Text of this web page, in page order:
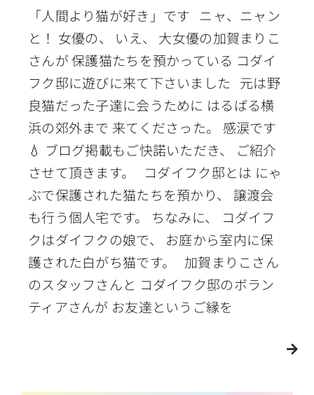
「人間より猫が好き」です ニャ、ニャン
と！ 女優の、 いえ、 大女優の加賀まりこ
さんが 保護猫たちを預かっている コダイ
フク邸に遊びに来て下さいました 元は野
良猫だった子達に会うために はるばる横
浜の郊外まで 来てくださった。 感涙です
💧 ブログ掲載もご快諾いただき、 ご紹介
させて頂きます。 コダイフク邸とは にゃ
ぶで保護された猫たちを預かり、 譲渡会
も行う個人宅です。 ちなみに、 コダイフ
クはダイフクの娘で、 お庭から室内に保
護された白がち猫です。 加賀まりこさん
のスタッフさんと コダイフク邸のボラン
ティアさんが お友達というご縁を